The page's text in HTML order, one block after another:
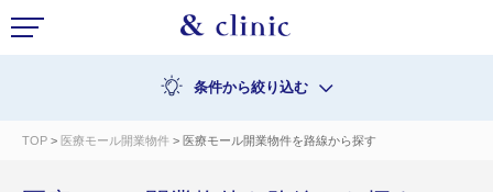
条件から絞り込む
TOP > 医療モール開業物件 > 医療モール開業物件を路線から探す